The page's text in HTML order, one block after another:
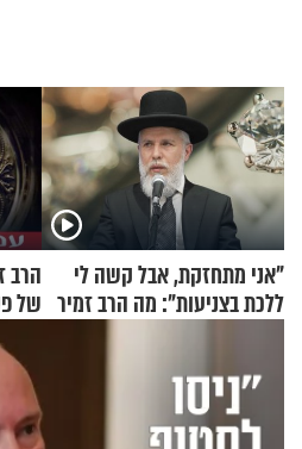
"אני מתחזקת, אבל קשה לי
ללכת בצניעות": מה הרב זמיר
הרב
של